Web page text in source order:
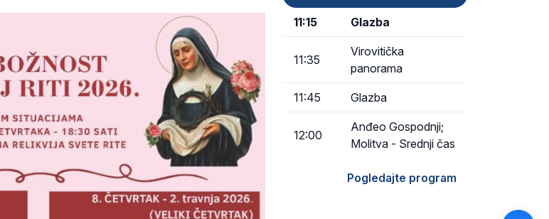
11:15 Glazba
11:35
Virovitička
panorama
11:45 Glazba
12:00
Anđeo Gospodnji;
Molitva - Srednji čas
Pogledajte program